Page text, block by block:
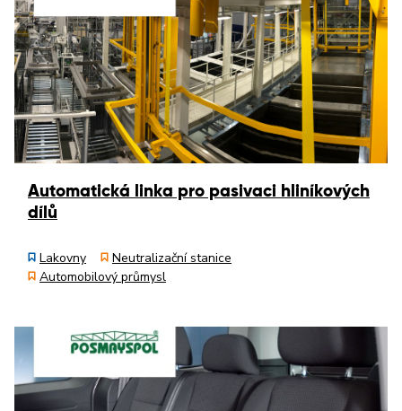
Automatická linka pro pasivaci hliníkových
dílů
Lakovny
Neutralizační stanice
Automobilový průmysl